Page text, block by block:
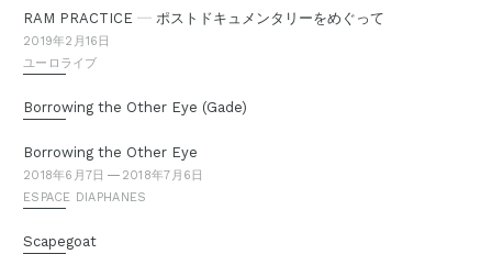
RAM PRACTICE — ポストドキュメンタリーをめぐって
2019年2月16日
ユーロライブ
Borrowing the Other Eye (Gade)
Borrowing the Other Eye
2018年6月7日
2018年7月6日
ESPACE DIAPHANES
Scapegoat